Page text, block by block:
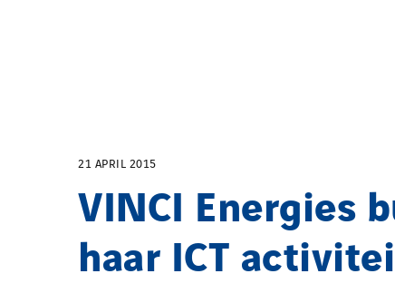
21 APRIL 2015
VINCI Energies
haar ICT